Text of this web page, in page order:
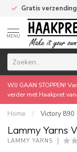
Gratis verzending
MENU
WIJ GAAN STOPPEN!
verder met Haakpret
Home / Victory 890
Lammy Yarns
LAMMY YARNS